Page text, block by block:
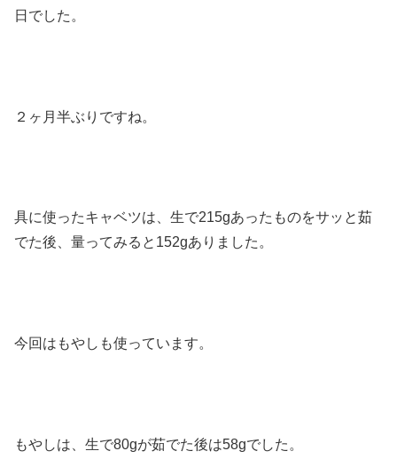
日でした。
２ヶ月半ぶりですね。
具に使ったキャベツは、生で215gあったものをサッと茹
でた後、量ってみると152gありました。
今回はもやしも使っています。
もやしは、生で80gが茹でた後は58gでした。